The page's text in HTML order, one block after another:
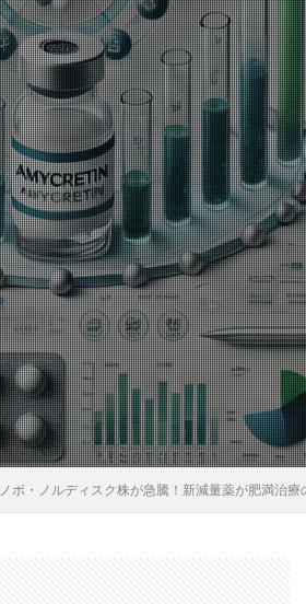
ノボ・ノルディスク株が急騰！新減量薬が肥満治